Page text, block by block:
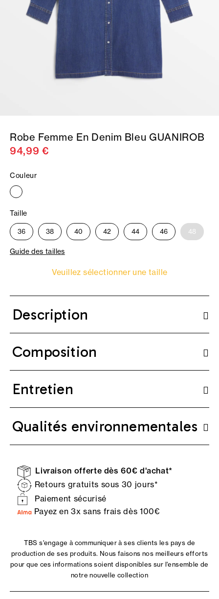
Robe Femme En Denim Bleu GUANIROB
94,99 €
Couleur
Taille
36 38 40 42 44 46 48
Guide des tailles
Veuillez sélectionner une taille
Description
Composition
Entretien
Qualités environnementales
Livraison offerte dès 60€ d'achat*
Retours gratuits sous 30 jours*
Paiement sécurisé
Payez en 3x sans frais dès 100€
TBS s'engage à communiquer à ses clients les pays de
production de ses produits. Nous faisons nos meilleurs efforts
pour que ces informations soient disponibles sur l'ensemble de
notre nouvelle collection